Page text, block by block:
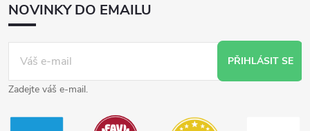
NOVINKY DO EMAILU
PŘIHLÁSIT SE
Zadejte váš e-mail.